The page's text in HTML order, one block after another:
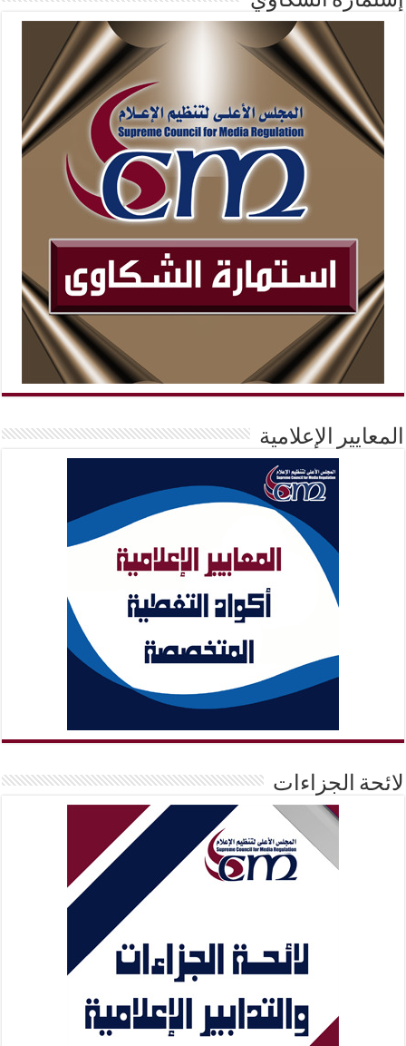
المعايير الإعلامية
لائحة الجزاءات